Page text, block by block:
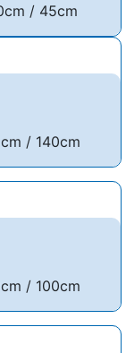
/ 45cm
/ 140cm
/ 100cm